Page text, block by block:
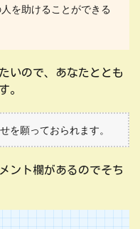
を助けることができる
いので、あなたととも
。
を願っておられます。
ント欄があるのでそち